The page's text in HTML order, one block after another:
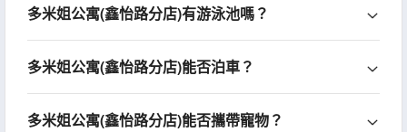
多米姐公寓(鑫怡路分店)有游泳池嗎？
多米姐公寓(鑫怡路分店)能否泊車？
多米姐公寓(鑫怡路分店)能否攜帶寵物？